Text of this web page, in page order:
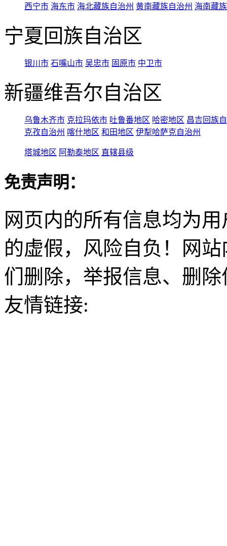
西宁市 海东市 海北藏族自治州 黄南藏族自治州 海南藏
宁夏回族自治区
银川市 石嘴山市 吴忠市 固原市 中卫市
新疆维吾尔自治区
乌鲁木齐市 克拉玛依市 吐鲁番地区 哈密地区 昌吉回族
克孜自治州 喀什地区 和田地区 伊犁哈萨克自治州
塔城地区 阿勒泰地区 直辖县级
免责声明：
网页内的所有信息均为
的虚假，风险自负！网
们删除，举报信息、删
友情链接: